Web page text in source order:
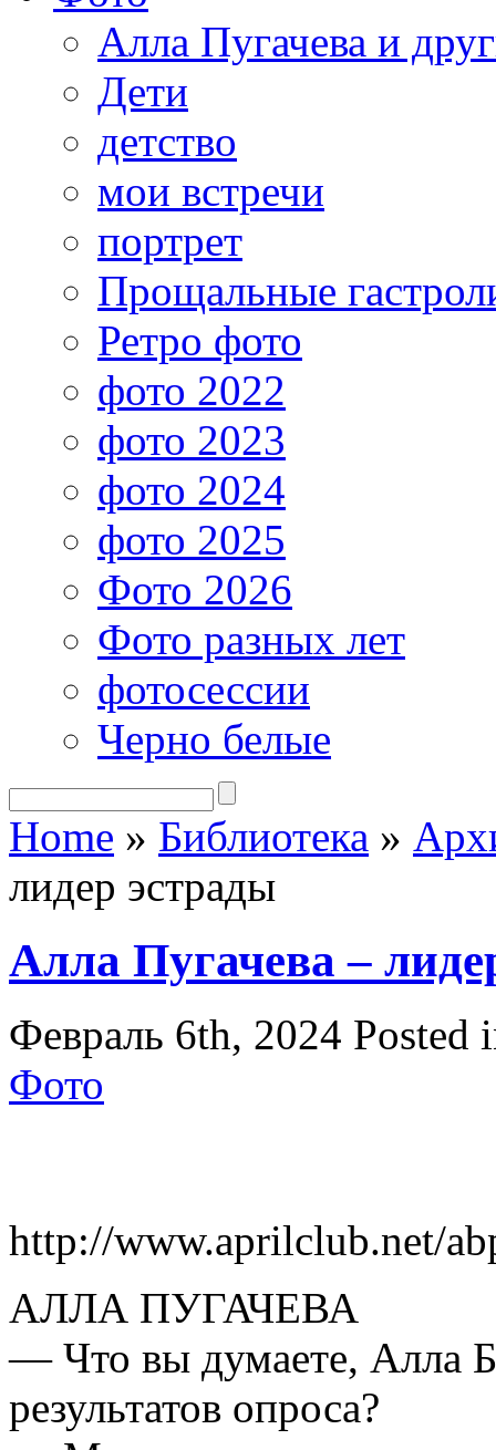
Алла Пугачева и
Дети
детство
мои встречи
портрет
Прощальные
Ретро фото
фото 2022
фото 2023
фото 2024
фото 2025
Фото 2026
Фото разных лет
фотосессии
Черно белые
Home » Библиотека »
лидер эстрады
Алла Пугачева –
Февраль 6th, 2024 Posted
Фото
http://www.aprilclub.net/
АЛЛА ПУГАЧЕВА
— Что вы думаете, Алла
результатов опроса?